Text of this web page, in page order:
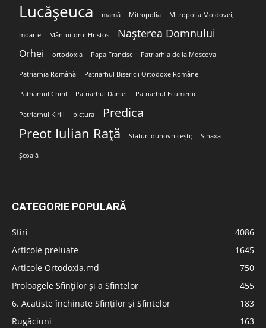
Lucășeuca mamă Mitropolia Mitropolia Moldovei;
moarte Mântuitorul Hristos Nașterea Domnului
Orhei ortodoxia Papa Francisc Patriarhia de la Moscova
Patriarhia Română Patriarhul Bisericii Ortodoxe Române
Patriarhul Chiril Patriarhul Daniel Patriarhul Ecumenic
Patriarhul Kirill pictura Predica
Preot Iulian Rață Sfaturi duhovnicești; Sinaxa
Școală
CATEGORIE POPULARĂ
Stiri
4086
Articole preluate
1645
Articole Ortodoxia.md
750
Proloagele Sfinților și a Sfintelor
455
6. Acatiste închinate Sfinților și Sfintelor
183
Rugăciuni
163